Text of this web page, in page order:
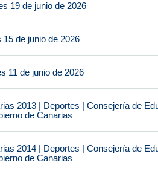
19 de junio de 2026
de junio de 2026
11 de junio de 2026
2013 | Deportes | Consejería de
de Canarias
2014 | Deportes | Consejería de
de Canarias